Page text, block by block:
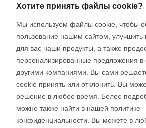
Noah Fleischman
Sales Specialist
Связаться по электронной
К форме обратной связи
Хотите принять файлы cookie?
Мы используем файлы cookie, чтобы
пользование нашим сайтом, улучшить
для вас наши продукты, а также
персонализированные предложения в
другими компаниями. Вы сами
cookie принять или отклонить. Вы
решение в любое время. Более
можно также найти в нашей политике
конфиденциальности. Вы можете в